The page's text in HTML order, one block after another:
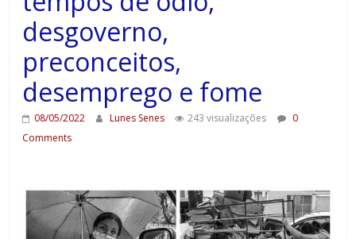
desgoverno,
preconceitos,
desemprego e fome
08/05/2022 Lunes Senes 243 visualizações
0
Comments